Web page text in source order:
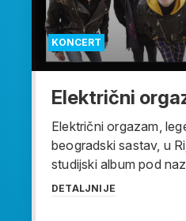
KONCERT
Električni
Električni orgazam,
beogradski sastav, u
studijski album pod
DETALJNIJE